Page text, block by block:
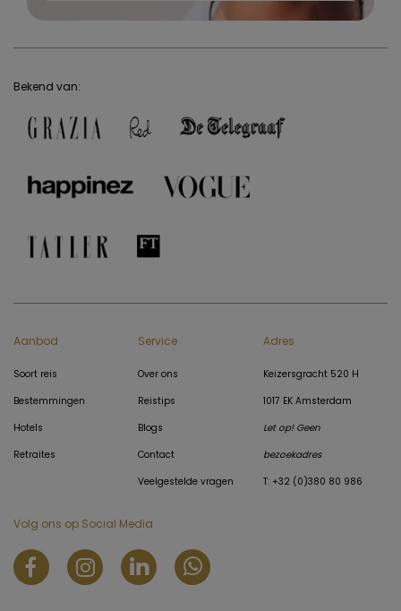
Bekend van:
Aanbod
Soort reis
Bestemmingen
Hotels
Retraites
Service
Over ons
Reistips
Blogs
Contact
Veelgestelde vragen
Adres
Keizersgracht 520 H
1017 EK Amsterdam
Let op! Geen
bezoekadres
T: +32 (0)380 80 986
Volg ons op Social Media